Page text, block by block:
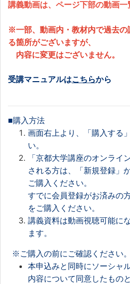
講義動画は、ページ下部の動画一
※一部、動画内・教材内で過去
る箇所がございますが、
内容に変更はございません。
受講マニュアルはこちらから
■購入方法
画面右上より、「購入する
い。
「京都大学講座のオンライ
される方は、「新規登録」
ご購入ください。
すでに会員登録がお済みの
をご購入ください。
講義資料は動画視聴可能に
ます。
※ご購入の前にご確認ください。
本申込みと同時にソーシャ
内容について同意したもの